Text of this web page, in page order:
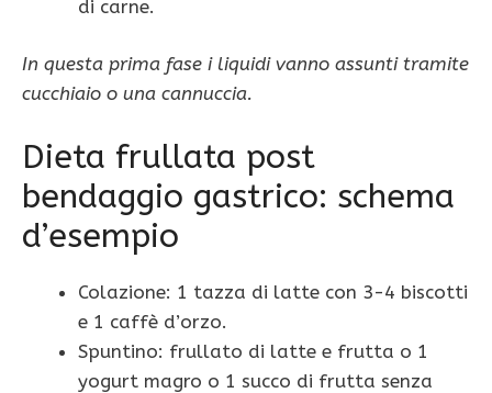
di carne.
In questa prima fase i liquidi vanno assunti tramite
cucchiaio o una cannuccia.
Dieta frullata post
bendaggio gastrico: schema
d’esempio
Colazione: 1 tazza di latte con 3-4 biscotti
e 1 caffè d’orzo.
Spuntino: frullato di latte e frutta o 1
yogurt magro o 1 succo di frutta senza